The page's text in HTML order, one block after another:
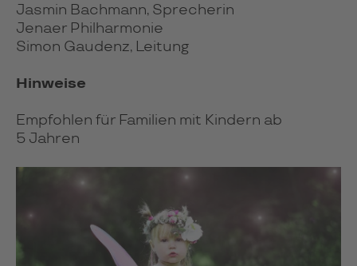
Jasmin Bachmann, Sprecherin
Jenaer Philharmonie
Simon Gaudenz, Leitung
Hinweise
Empfohlen für Familien mit Kindern ab
5 Jahren